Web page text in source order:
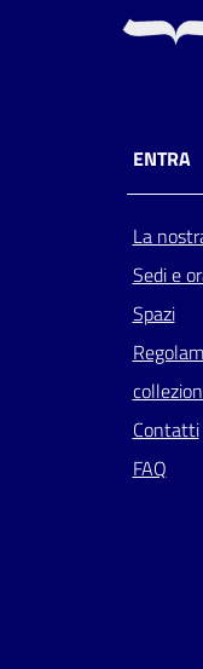
ENTRA
La
Sedi e
Spazi
Contatti
FAQ